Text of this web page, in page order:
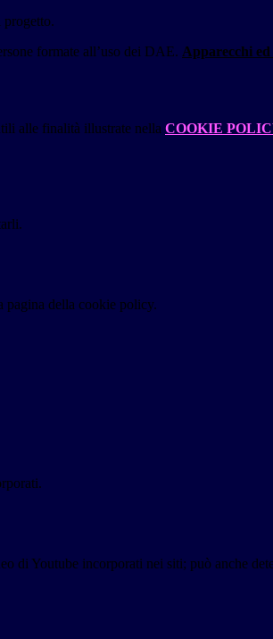
progetto.
formate all’uso dei DAE. Apparecchi
alle finalità illustrate nella COOKIE
pagina della cookie policy.
di Youtube incorporati nei siti; può anche